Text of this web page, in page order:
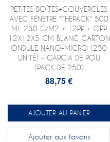
PETITES BOÎTES+COUVERCLES
AVEC FÊNETRE "THEPACK" 500
ML 230 G/M2 + 12PP + OPP
12X12X5 CM BLANC CARTON
ONDULÉ NANO-MICRO (250
UNITÉ) - GARCIA DE POU
(PACK DE 250)
88,75 €
AJOUTER AU PANIER
Ajouter aux favoris